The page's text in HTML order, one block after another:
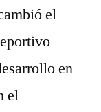
el
en
el